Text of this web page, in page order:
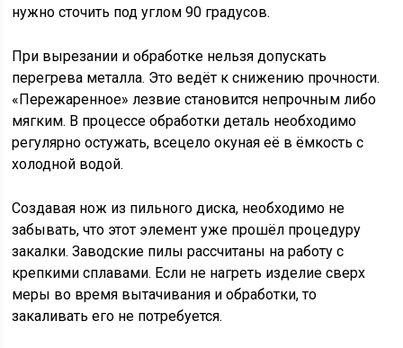
нужно сточить под углом 90 градусов.
При вырезании и обработке нельзя допускать
перегрева металла. Это ведёт к снижению прочности.
«Пережаренное» лезвие становится непрочным либо
мягким. В процессе обработки деталь необходимо
регулярно остужать, всецело окуная её в ёмкость с
холодной водой.
Создавая нож из пильного диска, необходимо не
забывать, что этот элемент уже прошёл процедуру
закалки. Заводские пилы рассчитаны на работу с
крепкими сплавами. Если не нагреть изделие сверх
меры во время вытачивания и обработки, то
закаливать его не потребуется.